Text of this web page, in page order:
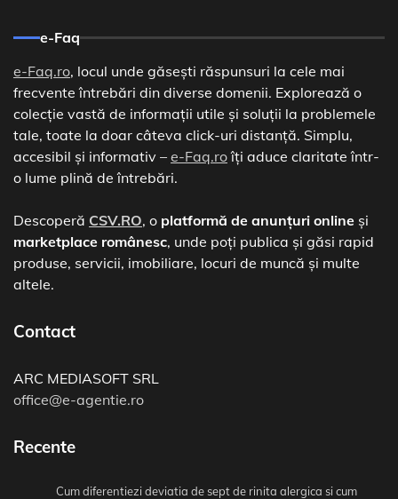
e-Faq
e-Faq.ro, locul unde găsești răspunsuri la cele mai
frecvente întrebări din diverse domenii. Explorează o
colecție vastă de informații utile și soluții la problemele
tale, toate la doar câteva click-uri distanță. Simplu,
accesibil și informativ – e-Faq.roîți aduce claritate într-
o lume plină de întrebări.
Descoperă CSV.RO, o platformă de anunțuri online și
marketplace românesc, unde poți publica și găsi rapid
produse, servicii, imobiliare, locuri de muncă și multe
altele.
Contact
ARC MEDIASOFT SRL
office@e-agentie.ro
Recente
Cum diferentiezi deviatia de sept de rinita alergica si cum